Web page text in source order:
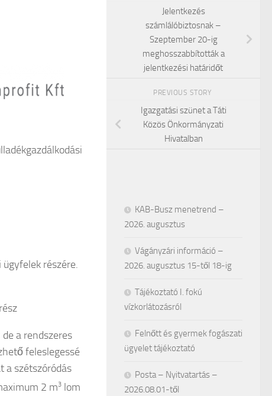
részére.
a rendszeres
feleslegessé
a szétszóródás
2 m3 lom
Jelentkezés
számlálóbiztosnak –
Szeptember 20-ig
meghosszabbították a
jelentkezési határidőt
PREVIOUS STORY
Igazgatási szünet a Táti
Közös Önkormányzati
Hivatalban
KAB-Busz menetrend –
2026. augusztus
Vágányzári információ –
2026. augusztus 15-től 18-ig
Tájékoztató I. fokú
vízkorlátozásról
Felnőtt és gyermek fogászati
ügyelet tájékoztató
Posta – Nyitvatartás –
2026.08.01-től